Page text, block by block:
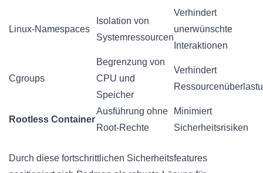
Linux-Namespaces
Isolation von
Systemressourcen
Verhindert
unerwünschte
Interaktionen
Cgroups
Begrenzung von
CPU und
Speicher
Verhindert
Rootless Container
Ausführung ohne
Root-Rechte
Minimiert
Sicherheitsrisiken
Durch diese fortschrittlichen Sicherheitsfeatures